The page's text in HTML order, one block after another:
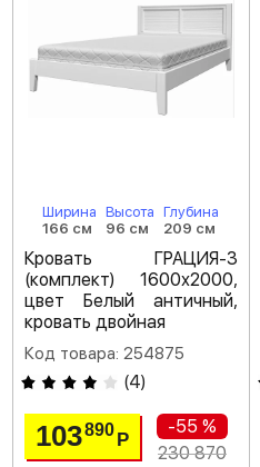
Ширина
166 см
Высота
96 см
Глубина
209 см
Кровать ГРАЦИЯ-3
(комплект) 1600х2000,
цвет Белый античный,
кровать двойная
Код товара: 254875
(4)
103890Р
-55 %
230 870